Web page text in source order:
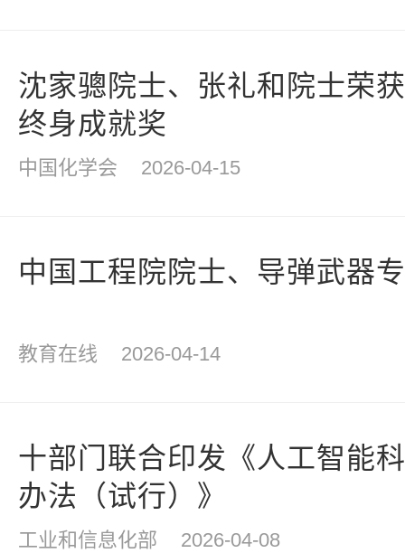
沈家骢院士、张礼和院士荣
终身成就奖
中国化学会 2026-04-15
中国工程院院士、导弹武器
教育在线 2026-04-14
十部门联合印发《人工智能
办法（试行）》
工业和信息化部 2026-04-08